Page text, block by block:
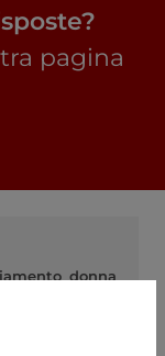
pagina
donna